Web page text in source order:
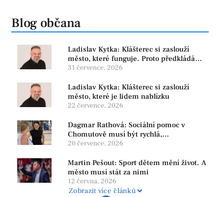
Blog občana
Ladislav Kytka: Klášterec si zaslouží
město, které funguje. Proto předkládáme
program, který řeší skutečné problémy
31 července, 2026
Ladislav Kytka: Klášterec si zaslouží
město, které je lidem nablízku
22 července, 2026
Dagmar Rathová: Sociální pomoc v
Chomutově musí být rychlá,
srozumitelná a férová. Ne udržovat lidi v
20 července, 2026
Martin Pešout: Sport dětem mění život. A
město musí stát za nimi
12 června, 2026
Zobrazit více článků